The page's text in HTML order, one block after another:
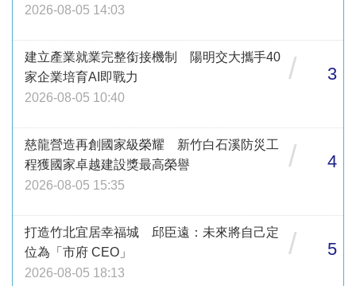
2026-08-05 14:03
建立產業就業完整銜接機制 陽明交大攜手40
家企業培育AI即戰力
2026-08-05 10:40
/ 3
慈龍營造再創國家級榮耀 新竹白石溪防災工
程獲國家卓越建設獎最高榮譽
2026-08-05 15:35
/ 4
打造竹北宜居幸福城 邱臣遠：未來將自己定
位為「市府 CEO」
2026-08-05 18:13
/ 5